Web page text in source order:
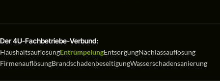
Der 4U-Fachbetriebe-Verbund:
HaushaltsauflösungEntrümpelungEntsorgungNachlassauflösung
FirmenauflösungBrandschadenbeseitigungWasserschadensanierung